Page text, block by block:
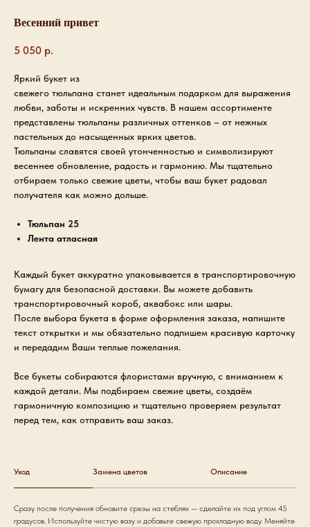
Весенний привет
5 050 р.
Яркий букет из
свежего тюльпана станет идеальным подарком для выражения
любви, заботы и искренних чувств. В нашем ассортименте
представлены тюльпаны различных оттенков – от нежных
пастельных до насыщенных ярких цветов.
Тюльпаны славятся своей утонченностью и символизируют
весеннее обновление, радость и гармонию. Мы тщательно
отбираем только свежие цветы, чтобы ваш букет радовал
получателя как можно дольше.
Тюльпан 25
Лента атласная
Каждый букет аккуратно упаковывается в транспортировочную
бумагу для безопасной доставки. Вы можете добавить
транспортировочный короб, аквабокс или шары.
После выбора букета в форме оформления заказа, напишите
текст открытки и мы обязательно подпишем красивую карточку
и передадим Ваши теплые пожелания.
Все букеты собираются флористами вручную, с вниманием к
каждой детали. Мы подбираем свежие цветы, создаём
гармоничную композицию и тщательно проверяем результат
перед тем, как отправить ваш заказ.
Уход Замена цветов Описание
Сразу после получения обновите срезы на стеблях — сделайте их под углом 45
градусов. Используйте чистую вазу и добавьте свежую прохладную воду. Меняйте